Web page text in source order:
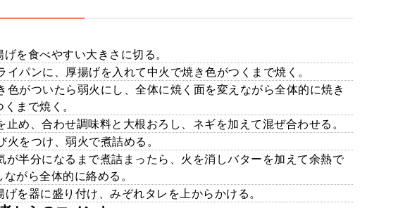
げを食べやすい大きさに切る。
イパンに、厚揚げを入れて中火で焼き色がつくまで焼く。
色がついたら弱火にし、全体に焼く面を変えながら全体的に焼き
まで焼く。
止め、合わせ調味料と大根おろし、ネギを加えて混ぜ合わせる。
火をつけ、弱火で煮詰める。
が半分になるまで煮詰まったら、火を消しバターを加えて余熱で
ながら全体的に絡める。
げを器に盛り付け、みぞれタレを上からかける。